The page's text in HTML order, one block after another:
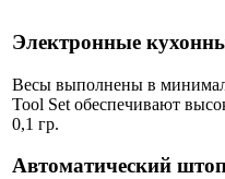
Электронные
Весы выполнены в
Tool Set обеспечивают
0,1 гр.
Автоматический